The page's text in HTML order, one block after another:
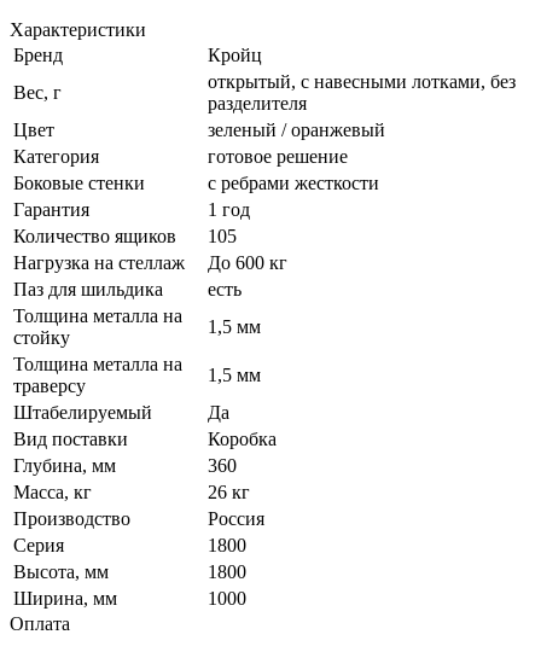
Характеристики
Бренд
Кройц
Вес, г
открытый, с навесными лотками, без
разделителя
Цвет
зеленый / оранжевый
Категория
готовое решение
Боковые стенки
с ребрами жесткости
Гарантия
1 год
Количество ящиков
105
Нагрузка на стеллаж
До 600 кг
Паз для шильдика
есть
Толщина металла на
стойку
1,5 мм
Толщина металла на
траверсу
1,5 мм
Штабелируемый
Да
Вид поставки
Коробка
Глубина, мм
360
Масса, кг
26 кг
Производство
Россия
Серия
1800
Высота, мм
1800
Ширина, мм
1000
Оплата